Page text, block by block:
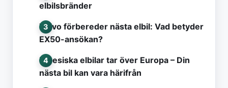
elbilsbränder
Volvo förbereder nästa elbil: Vad betyder
EX50-ansökan?
Kinesiska elbilar tar över Europa – Din
nästa bil kan vara härifrån